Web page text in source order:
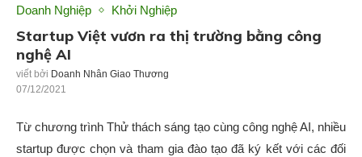
Doanh Nghiệp Khởi Nghiệp
Startup Việt vươn ra thị trường bằng công
nghệ AI
viết bởi Doanh Nhân Giao Thương
07/12/2021
Từ chương trình Thử thách sáng tạo cùng công nghệ AI, nhiều
startup được chọn và tham gia đào tạo đã ký kết với các đối